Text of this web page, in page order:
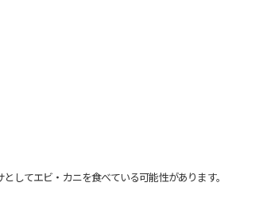
てエビ・カニを食べている可能性があります。